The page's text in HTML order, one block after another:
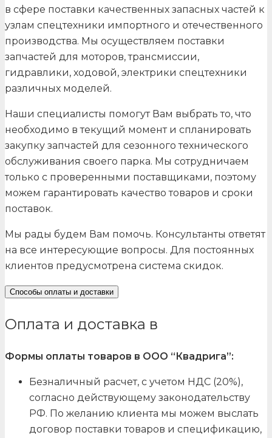
в сфере поставки качественных запасных частей к
узлам спецтехники импортного и отечественного
производства. Мы осуществляем поставки
запчастей для моторов, трансмиссии,
гидравлики, ходовой, электрики спецтехники
различных моделей.
Наши специалисты помогут Вам выбрать то, что
необходимо в текущий момент и спланировать
закупку запчастей для сезонного технического
обслуживания своего парка. Мы сотрудничаем
только с проверенными поставщиками, поэтому
можем гарантировать качество товаров и сроки
поставок.
Мы рады будем Вам помочь. Консультанты ответят
на все интересующие вопросы. Для постоянных
клиентов предусмотрена система скидок.
Способы оплаты и доставки
Оплата и доставка в
Формы оплаты товаров в ООО “Квадрига”:
Безналичный расчет, с учетом НДС (20%),
согласно действующему законодательству
РФ. По желанию клиента мы можем выслать
договор поставки товаров и спецификацию,